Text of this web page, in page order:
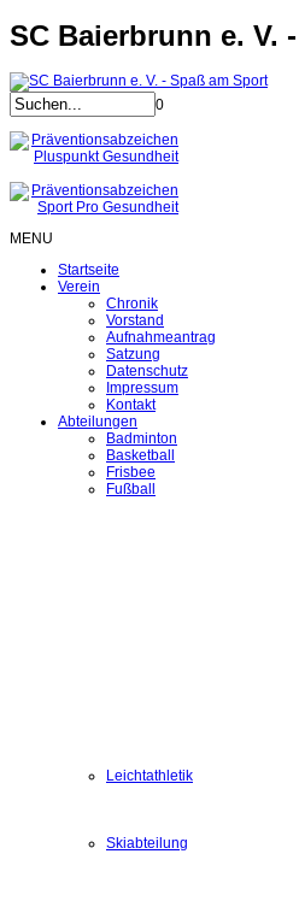
SC Baierbrunn e. V.
0
MENU
Startseite
Verein
Chronik
Vorstand
Aufnahmeantrag
Satzung
Datenschutz
Impressum
Kontakt
Abteilungen
Badminton
Basketball
Frisbee
Fußball
Leichtathletik
Skiabteilung